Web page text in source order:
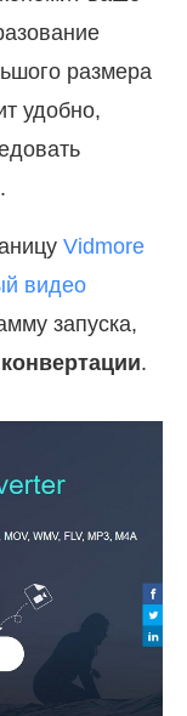
размера
удобно,
Vidmore
видео
запуска,
.